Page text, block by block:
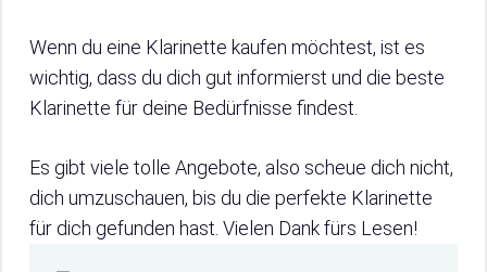
Wenn du eine Klarinette kaufen möchtest, ist es
wichtig, dass du dich gut informierst und die beste
Klarinette für deine Bedürfnisse findest.
Es gibt viele tolle Angebote, also scheue dich nicht,
dich umzuschauen, bis du die perfekte Klarinette
für dich gefunden hast. Vielen Dank fürs Lesen!